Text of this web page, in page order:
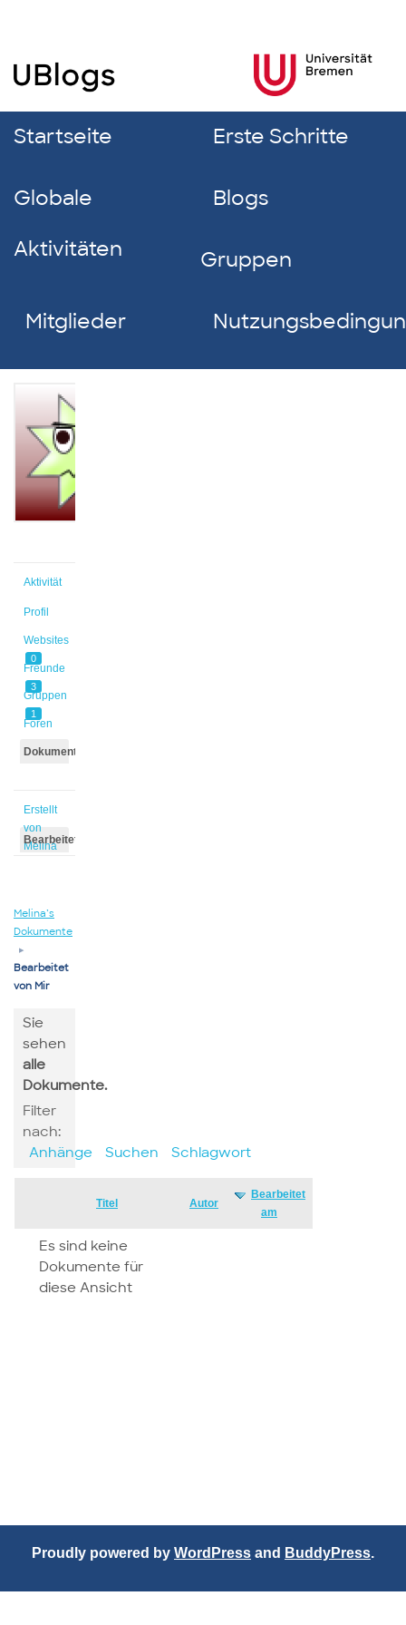
Startseite Erste Schritte
Globale
Aktivitäten
Blogs
Gruppen
Mitglieder
Aktivität
Profil
Websites
0
Freunde
3
Gruppen
1
Foren
Dokumente
Erstellt
von
Melina
Bearbeitet
Melina’s
Dokumente
▸
Bearbeitet
von Mir
Sie
sehen
alle
Dokumente.
Filter
nach:
Anhänge
Suchen Schlagwort
Titel Autor
Bearbeitet
am
Es sind keine
Dokumente für
diese Ansicht
Proudly powered by WordPress and BuddyPress.